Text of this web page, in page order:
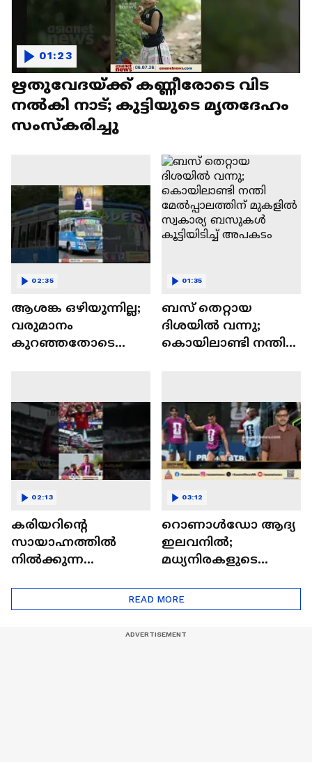
ഋതുവേദയ്ക്ക് കണ്ണീരോടെ വിട
നൽകി നാട്; കുട്ടിയുടെ മൃതദേഹം
സംസ്കരിച്ചു
01:23
ആശങ്ക ഒഴിയുന്നില്ല;
വരുമാനം
കുറഞ്ഞതോടെ
ബസുകൾ
02:35
ബസ് തെറ്റായ
ദിശയിൽ വന്നു;
കൊയിലാണ്ടി നന്തി
അപകടം
01:35
കരിയറിന്റെ
സായാഹ്നത്തിൽ
നിൽക്കുന്ന
ഉദിച്ചുയരുന്ന ലാമിൻ
യമാലും
02:13
റൊണാൾഡോ ആദ്യ
ഇലവനിൽ;
മധ്യനിരകളുടെ
03:12
READ MORE